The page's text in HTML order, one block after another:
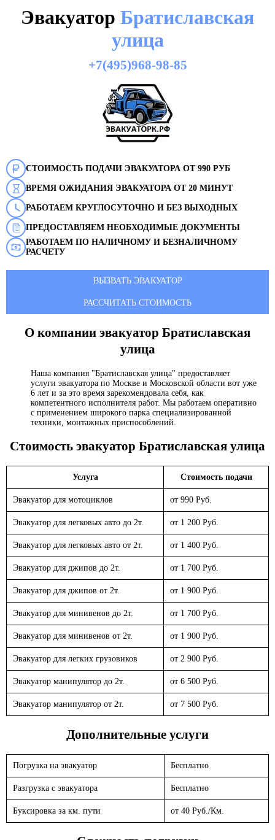
Эвакуатор Братиславская
улица
+7(495)968-98-85
СТОИМОСТЬ ПОДАЧИ ЭВАКУАТОРА ОТ 990 РУБ
ВРЕМЯ ОЖИДАНИЯ ЭВАКУАТОРА ОТ 20 МИНУТ
РАБОТАЕМ КРУГЛОСУТОЧНО И БЕЗ ВЫХОДНЫХ
ПРЕДОСТАВЛЯЕМ НЕОБХОДИМЫЕ ДОКУМЕНТЫ
РАБОТАЕМ ПО НАЛИЧНОМУ И БЕЗНАЛИЧНОМУ
РАСЧЕТУ
ВЫЗВАТЬ ЭВАКУАТОР
РАССЧИТАТЬ СТОИМОСТЬ
О компании эвакуатор Братиславская
улица
Наша компания "Братиславская улица" предоставляет
услуги эвакуатора по Москве и Московской области вот уже
6 лет и за это время зарекомендовала себя, как
компетентного исполнителя работ. Мы работаем оперативно
с применением широкого парка специализированной
техники, монтажных приспособлений.
Стоимость эвакуатор Братиславская улица
Услуга Стоимость подачи
Эвакуатор для мотоциклов от 990 Руб.
Эвакуатор для легковых авто до 2т. от 1 200 Руб.
Эвакуатор для легковых авто от 2т. от 1 400 Руб.
Эвакуатор для джипов до 2т. от 1 700 Руб.
Эвакуатор для джипов от 2т. от 1 900 Руб.
Эвакуатор для минивенов до 2т. от 1 700 Руб.
Эвакуатор для минивенов от 2т. от 1 900 Руб.
Эвакуатор для легких грузовиков от 2 900 Руб.
Эвакуатор манипулятор до 2т. от 6 500 Руб.
Эвакуатор манипулятор от 2т. от 7 500 Руб.
Дополнительные услуги
Погрузка на эвакуатор Бесплатно
Разгрузка с эвакуатора Бесплатно
Буксировка за км. пути от 40 Руб./Км.